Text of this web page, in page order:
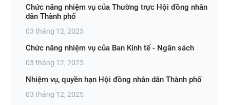
Chức năng nhiệm vụ của Thường trực Hội đồng nhân
dân Thành phố
03 tháng 12, 2025
Chức năng nhiệm vụ của Ban Kinh tế - Ngân sách
03 tháng 12, 2025
Nhiệm vụ, quyền hạn Hội đồng nhân dân Thành phố
03 tháng 12, 2025